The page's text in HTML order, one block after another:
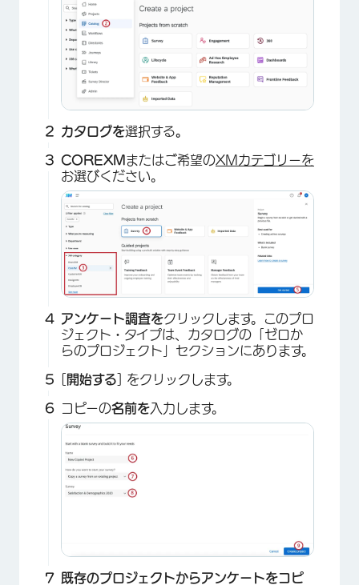
カタログを選択する。
COREXM またはご希望のXMカテゴリーを
お選びください。
アンケート調査をクリックします。このプロ
ジェクト・タイプは、カタログの「ゼロか
らのプロジェクト」セクションにあります。
開始する ] をクリックします。
コピーの名前を入力します。
既存のプロジェクトからアンケートをコピ